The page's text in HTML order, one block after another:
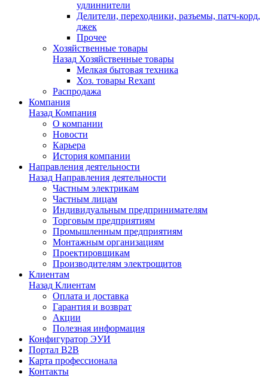
удлиннители
Делители, переходники, разъемы, патч-корд,
джек
Прочее
Хозяйственные товары
Назад Хозяйственные товары
Мелкая бытовая техника
Хоз. товары Rexant
Распродажа
Компания
Назад Компания
О компании
Новости
Карьера
История компании
Направления деятельности
Назад Направления деятельности
Частным электрикам
Частным лицам
Индивидуальным предпринимателям
Торговым предприятиям
Промышленным предприятиям
Монтажным организациям
Проектировщикам
Производителям электрощитов
Клиентам
Назад Клиентам
Оплата и доставка
Гарантия и возврат
Акции
Полезная информация
Конфигуратор ЭУИ
Портал B2B
Карта профессионала
Контакты